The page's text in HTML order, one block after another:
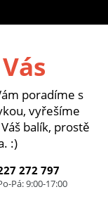
poradíme s
vyřešíme
balík, prostě
:)
272 797
Pá: 9:00-17:00